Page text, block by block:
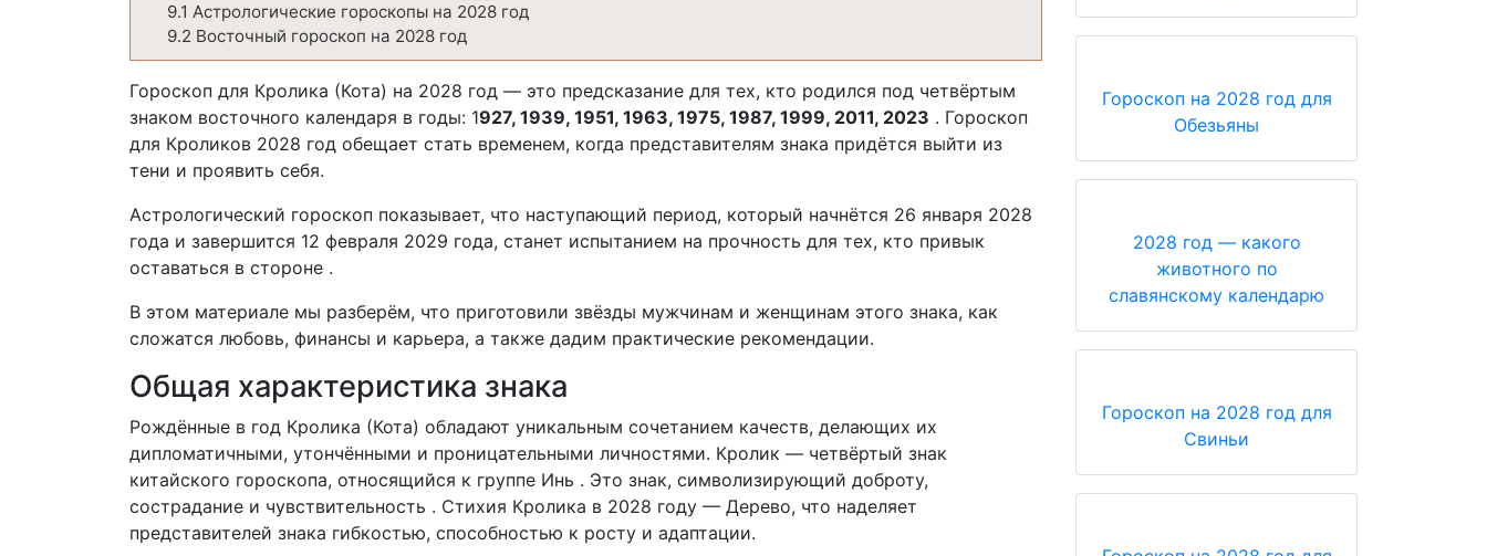
9.1 Астрологические гороскопы на 2028 год
9.2 Восточный гороскоп на 2028 год
Гороскоп для Кролика (Кота) на 2028 год — это предсказание для тех, кто родился под четвёртым
знаком восточного календаря в годы: 1927, 1939, 1951, 1963, 1975, 1987, 1999, 2011, 2023 . Гороскоп
для Кроликов 2028 год обещает стать временем, когда представителям знака придётся выйти из
тени и проявить себя.
Астрологический гороскоп показывает, что наступающий период, который начнётся 26 января 2028
года и завершится 12 февраля 2029 года, станет испытанием на прочность для тех, кто привык
оставаться в стороне .
В этом материале мы разберём, что приготовили звёзды мужчинам и женщинам этого знака, как
сложатся любовь, финансы и карьера, а также дадим практические рекомендации.
Общая характеристика знака
Рождённые в год Кролика (Кота) обладают уникальным сочетанием качеств, делающих их
дипломатичными, утончёнными и проницательными личностями. Кролик — четвёртый знак
китайского гороскопа, относящийся к группе Инь . Это знак, символизирующий доброту,
сострадание и чувствительность . Стихия Кролика в 2028 году — Дерево, что наделяет
представителей знака гибкостью, способностью к росту и адаптации.
Гороскоп на 2028 год для
Обезьяны
2028 год — какого
животного по
славянскому календарю
Гороскоп на 2028 год для
Свиньи